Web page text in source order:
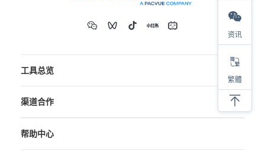
工具总览
渠道合作
帮助中心
资讯
繁體